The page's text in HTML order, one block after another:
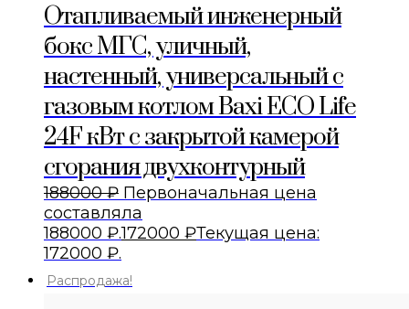
Отапливаемый инженерный
бокс МГС, уличный,
настенный, универсальный с
газовым котлом Baxi ECO Life
24F кВт с закрытой камерой
сгорания двухконтурный
188000₽ Первоначальная цена
составляла
188000 ₽.172000 ₽Текущая цена:
172000 ₽.
Распродажа!